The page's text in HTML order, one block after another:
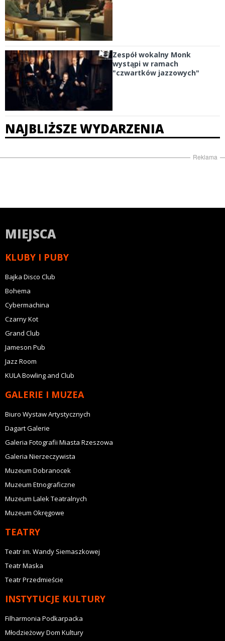
Zespół wokalny Monk
wystąpi w ramach
"czwartków jazzowych"
NAJBLIŻSZE WYDARZENIA
Reklama
MIEJSCA
KLUBY I PUBY
Bajka Disco Club
Bohema
Cybermachina
Czarny Kot
Grand Club
Jameson Pub
Jazz Room
KULA Bowling and Club
GALERIE I MUZEA
Biuro Wystaw Artystycznych
Dagart Galerie
Galeria Fotografii Miasta Rzeszowa
Galeria Nierzeczywista
Muzeum Dobranocek
Muzeum Etnograficzne
Muzeum Lalek Teatralnych
Muzeum Okręgowe
TEATRY
Teatr im. Wandy Siemaszkowej
Teatr Maska
Teatr Przedmieście
INSTYTUCJE KULTURY
Filharmonia Podkarpacka
Młodzieżowy Dom Kultury